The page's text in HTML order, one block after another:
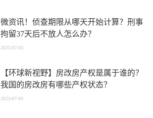
微资讯！侦查期限从哪天开始计算？刑事
拘留37天后不放人怎么办？
2023-07-03
【环球新视野】房改房产权是属于谁的？
我国的房改房有哪些产权状态？
2023-07-03